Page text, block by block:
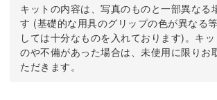
キットの内容は、写真のものと一部異なる
す (基礎的な用具のグリップの色が異なる
しては十分なものを入れております)。キ
のや不備があった場合は、未使用に限りお
ただきます。